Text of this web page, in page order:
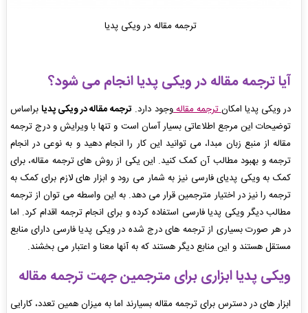
ترجمه مقاله در ویکی پدیا
آیا ترجمه مقاله در ویکی پدیا انجام می شود؟
در ویکی پدیا امکانترجمه مقالهوجود دارد. ترجمه مقاله در ویکی پدیابراساس
توضیحات این مرجع اطلاعاتی بسیار آسان است و تنها با ویرایش و درج ترجمه
مقاله از منبع زبان مبدا، می توانید این کار را انجام دهید و به نوعی در انجام
ترجمه و بهبود مطالب آن کمک کنید. این یکی از روش های ترجمه مقاله، برای
کمک به ویکی پدیای فارسی نیز به شمار می رود و ابزار های لازم برای کمک به
ترجمه را نیز در اختیار مترجمین قرار می دهد. به این واسطه می توان از ترجمه
مطالب دیگر ویکی پدیا فارسی استفاده کرده و برای انجام ترجمه اقدام کرد. اما
در هر صورت بسیاری از ترجمه های درج شده در ویکی پدیا فارسی دارای منابع
مستقل هستند و این منابع دیگر هستند که به آنها معنا و اعتبار می بخشند.
ویکی پدیا ابزاری برای مترجمین جهت ترجمه مقاله
ابزار های در دسترس برای ترجمه مقاله بسیارند اما به میزان همین تعدد، کارایی